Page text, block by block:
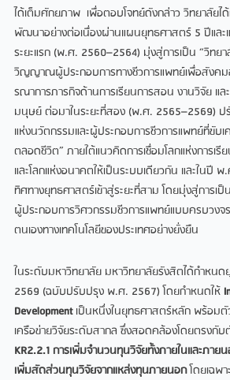
ได้เต็มศักยภาพ เพื่อตอบโจทย์ดังกล่าว วิทยาลัย
พัฒนาอย่างต่อเนื่องผ่านแผนยุทธศาสตร์ 5 ปีและ
ระยะแรก (พ.ศ. 2560–2564) มุ่งสู่การเป็น “วิทย
วิญญาณผู้ประกอบการทางชีวการแพทย์เพื่อสังคมอ
รณาการภารกิจด้านการเรียนการสอน งานวิจัย แ
มนุษย์ ต่อมาในระยะที่สอง (พ.ศ. 2565–2569) ป
แห่งนวัตกรรมและผู้ประกอบการชีวการแพทย์ที่ขับ
ตลอดชีวิต” ภายใต้แนวคิดการเชื่อมโลกแห่งการเรี
และโลกแห่งอนาคตให้เป็นระบบเดียวกัน และในปี
ทิศทางยุทธศาสตร์เข้าสู่ระยะที่สาม โดยมุ่งสู่การเ
ผู้ประกอบการวิศวกรรมชีวการแพทย์แบบครบวง
ตนเองทางเทคโนโลยีของประเทศอย่างยั่งยืน
ในระดับมหาวิทยาลัย มหาวิทยาลัยรังสิตได้กำห
2569 (ฉบับปรับปรุง พ.ศ. 2567) โดยกำหนดให้
Developmentเป็นหนึ่งในยุทธศาสตร์หลัก พร้อมตั
เครือข่ายวิจัยระดับสากล ซึ่งสอดคล้องโดยตรงกับ
KR2.2.1 การเพิ่มจำนวนทุนวิจัยทั้งภายในและภาย
เพิ่มสัดส่วนทุนวิจัยจากแหล่งทุนภายนอกโดยเฉพา